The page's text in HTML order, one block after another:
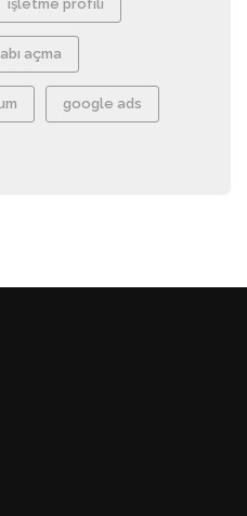
işletme profili
açma
google ads